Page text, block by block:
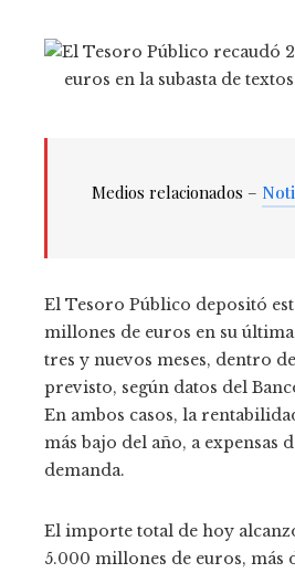
Medios relacionados –
El Tesoro Público depositó
millones de euros en su última
tres y nuevos meses, dentro
previsto, según datos del
En ambos casos, la
más bajo del año, a expensas
demanda.
El importe total de hoy
5.000 millones de euros, más